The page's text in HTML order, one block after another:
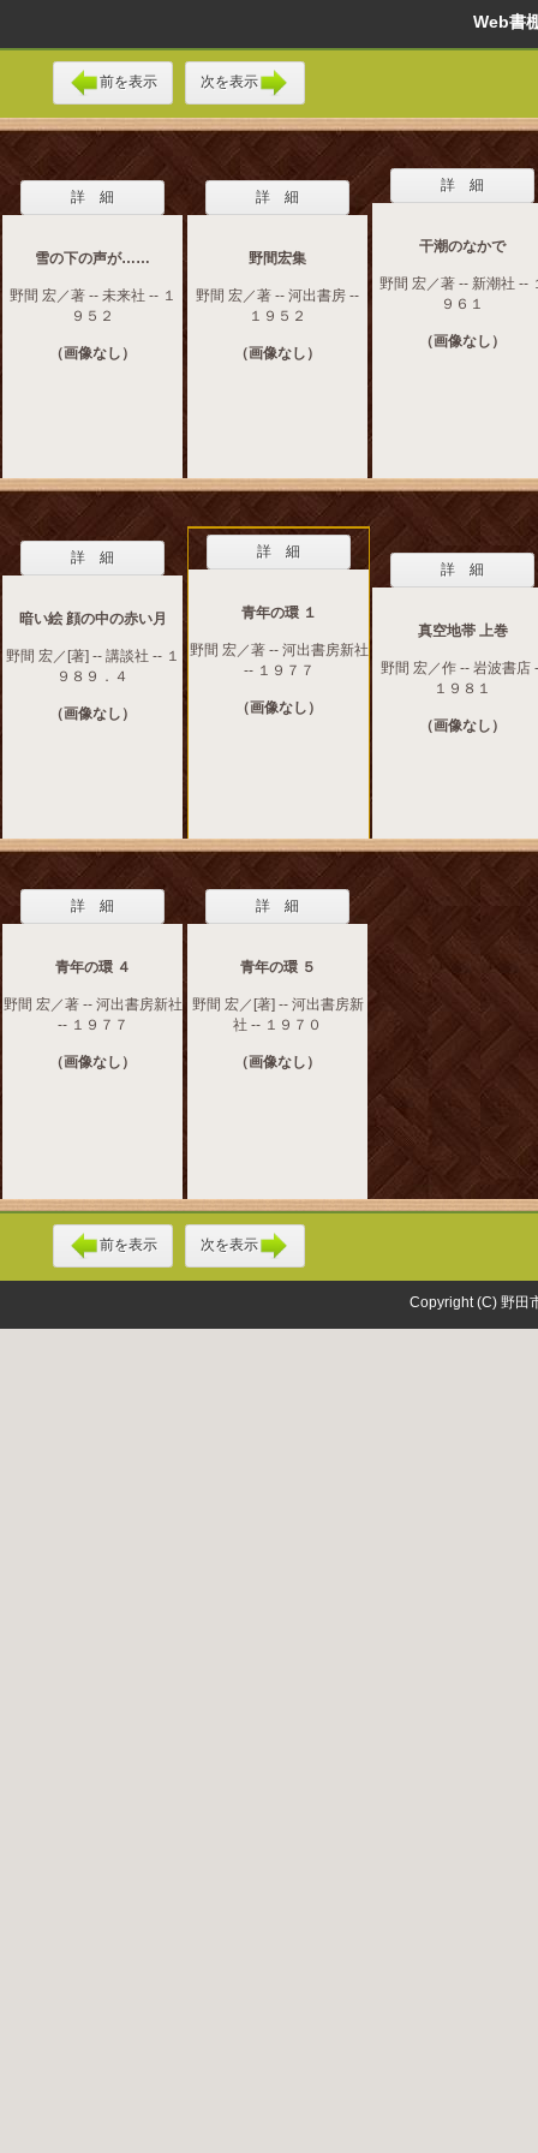
Web
前を表示 次を表示
詳 細
雪の下の声が……
野間 宏／著 -- 未来社 -- １
９５２
（画像なし）
詳 細
野間宏集
野間 宏／著 -- 河出書房 --
１９５２
（画像なし）
詳 細
干潮のなかで
野間 宏／著 -- 新潮社 --
９６１
（画像なし）
詳 細
暗い絵 顔の中の赤い月
野間 宏／[著] -- 講談社 -- １
９８９．４
（画像なし）
詳 細
青年の環 １
野間 宏／著 -- 河出書房新社
-- １９７７
（画像なし）
詳 細
真空地帯 上巻
野間 宏／作 -- 岩波書店
１９８１
（画像なし）
詳 細
青年の環 ４
野間 宏／著 -- 河出書房新社
-- １９７７
（画像なし）
詳 細
青年の環 ５
野間 宏／[著] -- 河出書房新
社 -- １９７０
（画像なし）
前を表示 次を表示
Copyright (C) 野田